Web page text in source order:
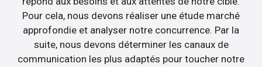
Pour cela, nous devons réaliser une étude marché
approfondie et analyser notre concurrence. Par la
suite, nous devons déterminer les canaux de
communication les plus adaptés pour toucher notre